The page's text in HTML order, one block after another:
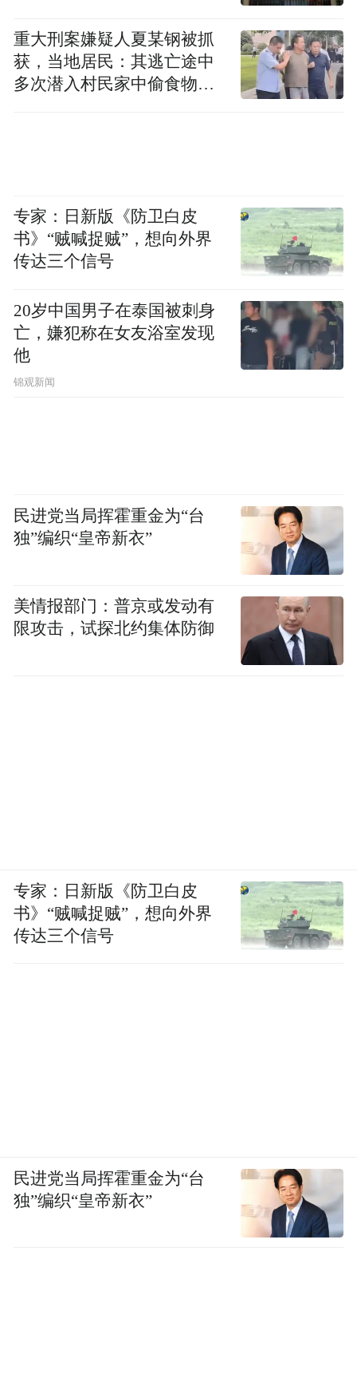
重大刑案嫌疑人夏某钢被抓
获，当地居民：其逃亡途中
多次潜入村民家中偷食物被
专家：日新版《防卫白皮
书》“贼喊捉贼”，想向外界
传达三个信号
20岁中国男子在泰国被刺身
亡，嫌犯称在女友浴室发现
他
锦观新闻
民进党当局挥霍重金为“台
独”编织“皇帝新衣”
美情报部门：普京或发动有
限攻击，试探北约集体防御
专家：日新版《防卫白皮
书》“贼喊捉贼”，想向外界
传达三个信号
民进党当局挥霍重金为“台
独”编织“皇帝新衣”